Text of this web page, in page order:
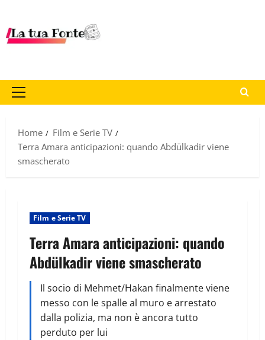
Home
Film e Serie TV
Terra Amara anticipazioni: quando Abdülkadir viene
smascherato
Film e Serie TV
Terra Amara anticipazioni: quando
Abdülkadir viene smascherato
Il socio di Mehmet/Hakan finalmente viene
messo con le spalle al muro e arrestato
dalla polizia, ma non è ancora tutto
perduto per lui